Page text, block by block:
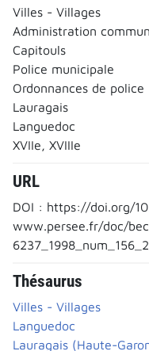
Villes - Villages
Administration
Capitouls
Police municipale
Ordonnances de police
Lauragais
Languedoc
XVIIe, XVIIIe
URL
DOI : https://doi.org/
www.persee.fr/doc/
Thésaurus
Villes - Villages
Languedoc
Lauragais (Haute-